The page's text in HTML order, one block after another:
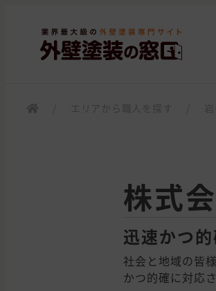
株式
迅速かつ
社会と地域の皆
かつ的確に対応